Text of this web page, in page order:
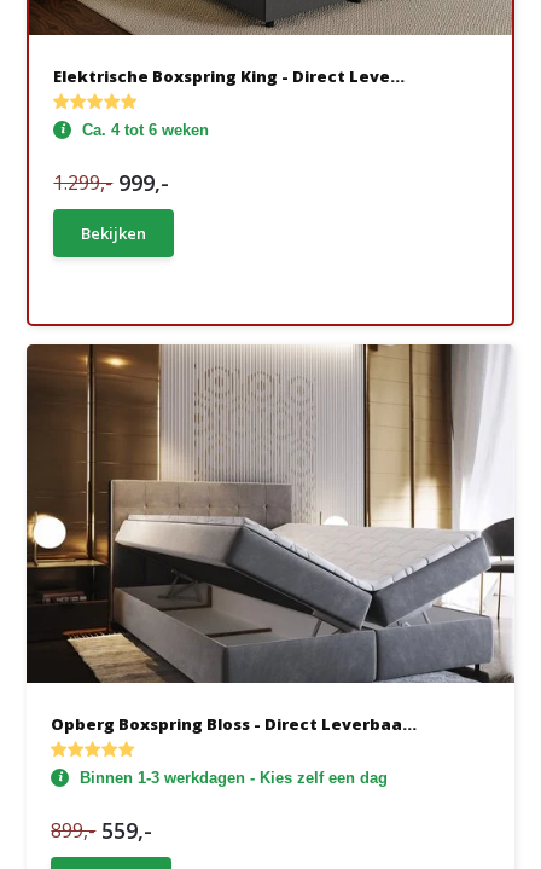
Elektrische Boxspring King - Direct Leve...
Ca. 4 tot 6 weken
1.299,- 999,-
Bekijken
Opberg Boxspring Bloss - Direct Leverbaa...
Binnen 1-3 werkdagen - Kies zelf een dag
899,- 559,-